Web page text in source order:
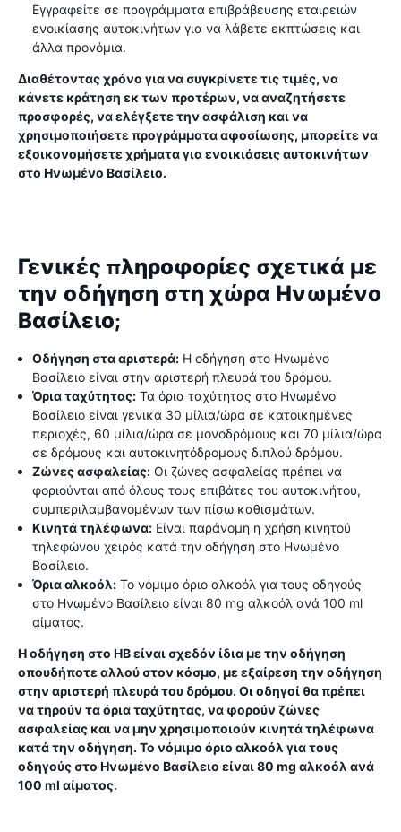
Εγγραφείτε σε προγράμματα επιβράβευσης εταιρειών
ενοικίασης αυτοκινήτων για να λάβετε εκπτώσεις και
άλλα προνόμια.
Διαθέτοντας χρόνο για να συγκρίνετε τις τιμές, να
κάνετε κράτηση εκ των προτέρων, να αναζητήσετε
προσφορές, να ελέγξετε την ασφάλιση και να
χρησιμοποιήσετε προγράμματα αφοσίωσης, μπορείτε να
εξοικονομήσετε χρήματα για ενοικιάσεις αυτοκινήτων
στο Ηνωμένο Βασίλειο.
Γενικές πληροφορίες σχετικά με
την οδήγηση στη χώρα Ηνωμένο
Βασίλειο;
Οδήγηση στα αριστερά: Η οδήγηση στο Ηνωμένο
Βασίλειο είναι στην αριστερή πλευρά του δρόμου.
Όρια ταχύτητας: Τα όρια ταχύτητας στο Ηνωμένο
Βασίλειο είναι γενικά 30 μίλια/ώρα σε κατοικημένες
περιοχές, 60 μίλια/ώρα σε μονοδρόμους και 70 μίλια/ώρα
σε δρόμους και αυτοκινητόδρομους διπλού δρόμου.
Ζώνες ασφαλείας: Οι ζώνες ασφαλείας πρέπει να
φοριούνται από όλους τους επιβάτες του αυτοκινήτου,
συμπεριλαμβανομένων των πίσω καθισμάτων.
Κινητά τηλέφωνα: Είναι παράνομη η χρήση κινητού
τηλεφώνου χειρός κατά την οδήγηση στο Ηνωμένο
Βασίλειο.
Όρια αλκοόλ: Το νόμιμο όριο αλκοόλ για τους οδηγούς
στο Ηνωμένο Βασίλειο είναι 80 mg αλκοόλ ανά 100 ml
αίματος.
Η οδήγηση στο ΗΒ είναι σχεδόν ίδια με την οδήγηση
οπουδήποτε αλλού στον κόσμο, με εξαίρεση την οδήγηση
στην αριστερή πλευρά του δρόμου. Οι οδηγοί θα πρέπει
να τηρούν τα όρια ταχύτητας, να φορούν ζώνες
ασφαλείας και να μην χρησιμοποιούν κινητά τηλέφωνα
κατά την οδήγηση. Το νόμιμο όριο αλκοόλ για τους
οδηγούς στο Ηνωμένο Βασίλειο είναι 80 mg αλκοόλ ανά
100 ml αίματος.